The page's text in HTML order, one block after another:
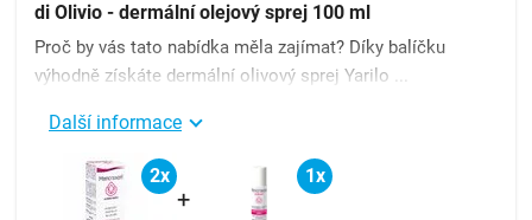
di Olivio - dermální olejový sprej 100 ml
Proč by vás tato nabídka měla zajímat? Díky balíčku
výhodně získáte dermální olivový sprej Yarilo ...
Další informace
2x
+
1x